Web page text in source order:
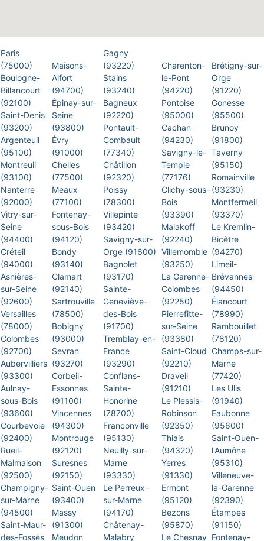
Paris
(75000)
Boulogne-
Billancourt
(92100)
Saint-Denis
(93200)
Argenteuil
(95100)
Montreuil
(93100)
Nanterre
(92000)
Vitry-sur-
Seine
(94400)
Créteil
(94000)
Asnières-
sur-Seine
(92600)
Versailles
(78000)
Colombes
(92700)
Aubervilliers
(93300)
Aulnay-
sous-Bois
(93600)
Courbevoie
(92400)
Rueil-
Malmaison
(92500)
Champigny-
sur-Marne
(94500)
Saint-Maur-
des-Fossés
Maisons-
Alfort
(94700)
Épinay-sur-
Seine
(93800)
Évry
(91000)
Chelles
(77500)
Meaux
(77100)
Fontenay-
sous-Bois
(94120)
Bondy
(93140)
Clamart
(92140)
Sartrouville
(78500)
Bobigny
(93000)
Sevran
(93270)
Corbeil-
Essonnes
(91100)
Vincennes
(94300)
Montrouge
(92120)
Suresnes
(92150)
Saint-Ouen
(93400)
Massy
(91300)
Meudon
Gagny
(93220)
Stains
(93240)
Bagneux
(92220)
Pontault-
Combault
(77340)
Châtillon
(92320)
Poissy
(78300)
Villepinte
(93420)
Savigny-sur-
Orge (91600)
Bagnolet
(93170)
Sainte-
Geneviève-
des-Bois
(91700)
Tremblay-en-
France
(93290)
Conflans-
Sainte-
Honorine
(78700)
Franconville
(95130)
Neuilly-sur-
Marne
(93330)
Le Perreux-
sur-Marne
(94170)
Châtenay-
Malabry
Charenton-
le-Pont
(94220)
Pontoise
(95000)
Cachan
(94230)
Savigny-le-
Temple
(77176)
Clichy-sous-
Bois
(93390)
Malakoff
(92240)
Villemomble
(93250)
La Garenne-
Colombes
(92250)
Pierrefitte-
sur-Seine
(93380)
Saint-Cloud
(92210)
Draveil
(91210)
Le Plessis-
Robinson
(92350)
Thiais
(94320)
Yerres
(91330)
Ermont
(95120)
Bezons
(95870)
Le Chesnay
Brétigny-sur-
Orge
(91220)
Gonesse
(95500)
Brunoy
(91800)
Taverny
(95150)
Romainville
(93230)
Montfermeil
(93370)
Le Kremlin-
Bicêtre
(94270)
Limeil-
Brévannes
(94450)
Élancourt
(78990)
Rambouillet
(78120)
Champs-sur-
Marne
(77420)
Les Ulis
(91940)
Eaubonne
(95600)
Saint-Ouen-
l'Aumône
(95310)
Villeneuve-
la-Garenne
(92390)
Étampes
(91150)
Fontenay-